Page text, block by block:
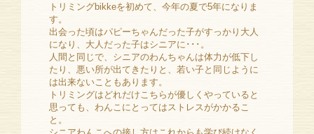
トリミングbikkeを初めて、今年の夏で5年になりま
す。
出会った頃はパピーちゃんだった子がすっかり大人
になり、大人だった子はシニアに･･･。
人間と同じで、シニアのわんちゃんは体力が低下し
たり、悪い所が出てきたりと、若い子と同じように
は出来ないこともあります。
トリミングはどれだけこちらが優しくやっていると
思っても、わんこにとってはストレスがかかるこ
と。